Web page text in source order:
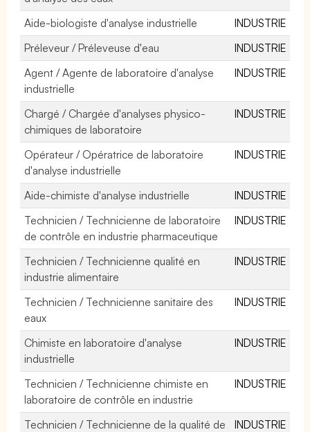
Aide-biologiste d'analyse industrielle
INDUSTRIE
Préleveur / Préleveuse d'eau
INDUSTRIE
Agent / Agente de laboratoire d'analyse
industrielle
INDUSTRIE
Chargé / Chargée d'analyses physico-
chimiques de laboratoire
INDUSTRIE
Opérateur / Opératrice de laboratoire
d'analyse industrielle
INDUSTRIE
Aide-chimiste d'analyse industrielle
INDUSTRIE
Technicien / Technicienne de laboratoire
de contrôle en industrie pharmaceutique
INDUSTRIE
Technicien / Technicienne qualité en
industrie alimentaire
INDUSTRIE
Technicien / Technicienne sanitaire des
eaux
INDUSTRIE
Chimiste en laboratoire d'analyse
industrielle
INDUSTRIE
Technicien / Technicienne chimiste en
laboratoire de contrôle en industrie
INDUSTRIE
Technicien / Technicienne de la qualité de
INDUSTRIE